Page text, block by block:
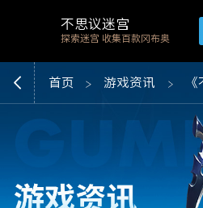
不思议迷宫
探索迷宫 收集百款冈布奥
首页 游戏资讯 《